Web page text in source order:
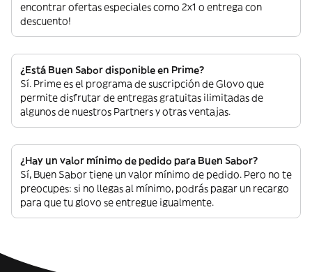
encontrar ofertas especiales como 2x1 o entrega con
descuento!
¿Está Buen Sabor disponible en Prime?
Sí. Prime es el programa de suscripción de Glovo que
permite disfrutar de entregas gratuitas ilimitadas de
algunos de nuestros Partners y otras ventajas.
¿Hay un valor mínimo de pedido para Buen Sabor?
Sí, Buen Sabor tiene un valor mínimo de pedido. Pero no te
preocupes: si no llegas al mínimo, podrás pagar un recargo
para que tu glovo se entregue igualmente.